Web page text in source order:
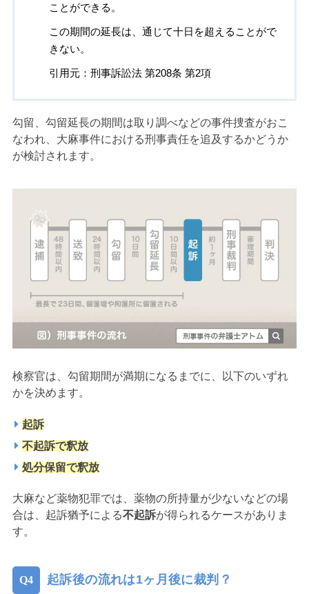
ことができる。
この期間の延長は、通じて十日を超えることがで
きない。
引用元：刑事訴訟法 第208条 第2項
勾留、勾留延長の期間は取り調べなどの事件捜査がおこ
なわれ、大麻事件における刑事責任を追及するかどうか
が検討されます。
検察官は、勾留期間が満期になるまでに、以下のいずれ
かを決めます。
起訴
不起訴で釈放
処分保留で釈放
大麻など薬物犯罪では、薬物の所持量が少ないなどの場
合は、起訴猶予による不起訴が得られるケースがありま
す。
起訴後の流れは1ヶ月後に裁判？